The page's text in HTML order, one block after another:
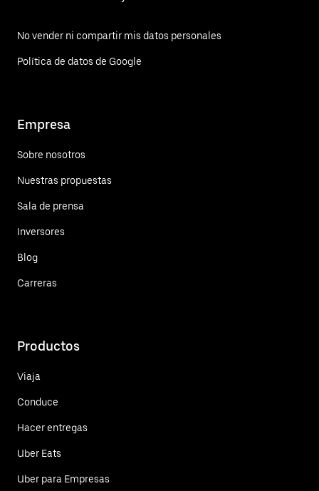
No vender ni compartir mis datos personales
Política de datos de Google
Empresa
Sobre nosotros
Nuestras propuestas
Sala de prensa
Inversores
Blog
Carreras
Productos
Viaja
Conduce
Hacer entregas
Uber Eats
Uber para Empresas